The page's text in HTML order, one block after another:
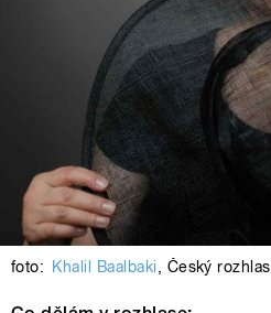
foto: Khalil Baalbaki, Český rozhlas